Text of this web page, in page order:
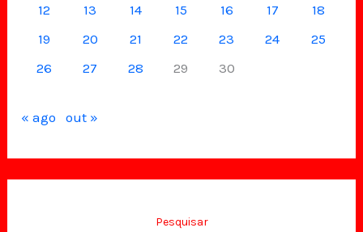
12
13 14 15 16 17
18
19
20 21 22 23 24
25
26
27 28 29 30
« ago out »
Pesquisar